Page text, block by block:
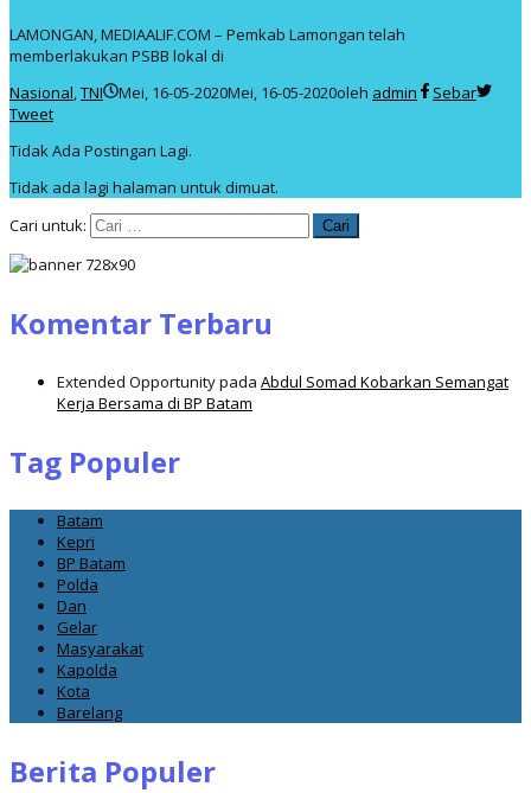
LAMONGAN, MEDIAALIF.COM – Pemkab Lamongan telah
memberlakukan PSBB lokal di
Nasional,TNI Mei, 16-05-2020Mei, 16-05-2020oleh admin
Sebar
Tweet
Tidak Ada Postingan Lagi.
Tidak ada lagi halaman untuk dimuat.
Cari untuk:
Komentar Terbaru
Extended Opportunitypada Abdul Somad Kobarkan Semangat
Kerja Bersama di BP Batam
Tag Populer
Batam
Kepri
BP Batam
Polda
Dan
Gelar
Masyarakat
Kapolda
Kota
Barelang
Berita Populer